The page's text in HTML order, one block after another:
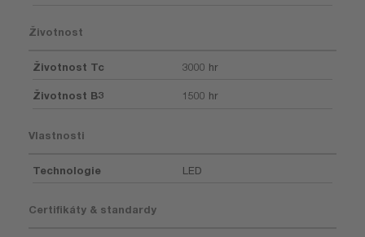
Životnost
Životnost Tc 3000 hr
Životnost B3 1500 hr
Vlastnosti
Technologie LED
Certifikáty & standardy